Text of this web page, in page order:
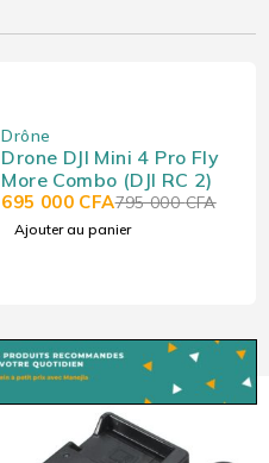
Drône
Drone DJI Mini 4 Pro Fly
More Combo (DJI RC 2)
795 000CFA
695 000 CFA
Ajouter au panier